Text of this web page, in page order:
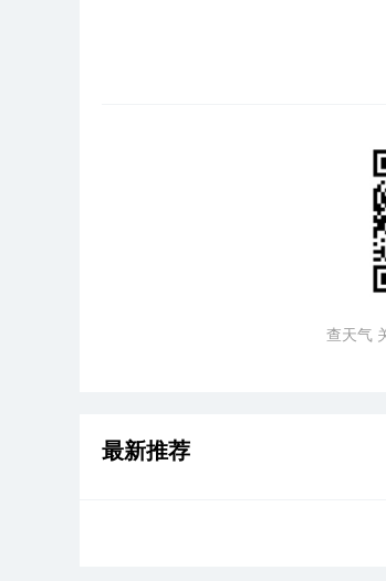
查天气
最新推荐